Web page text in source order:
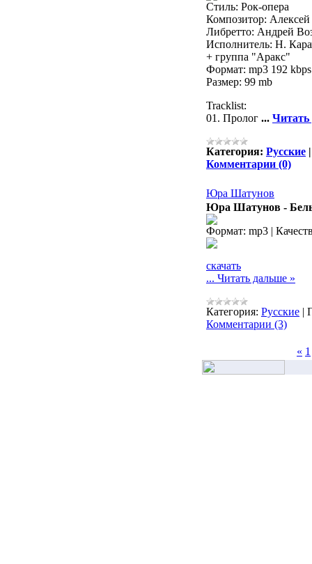
Стиль: Рок-опера
Композитор:
Либретто: Андрей
Исполнитель: Н.
+ группа "Аракс"
Формат: mp3 192 kbps
Размер: 99 mb
Tracklist:
01. Пролог ... Читать
Категория: Русские
Комментарии (0)
Юра Шатунов
Юра Шатунов -
Формат: mp3 |
скачать
... Читать дальше »
Категория: Русские |
Комментарии (3)
« 1